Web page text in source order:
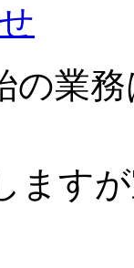
の業
ます